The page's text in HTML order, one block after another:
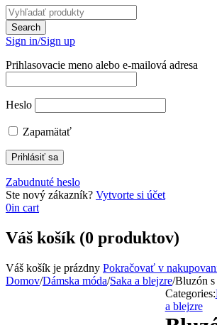
Sign in/Sign up
Prihlasovacie meno alebo e-mailová adresa
Heslo
Zapamätať
Zabudnuté heslo
Ste nový zákazník? Vytvorte si účet
0in cart
Váš košík (0 produktov)
Váš košík je prázdny Pokračovať v
Domov/Dámska móda/Saka a blejzre/Bluzón
Categories:
a blejzre